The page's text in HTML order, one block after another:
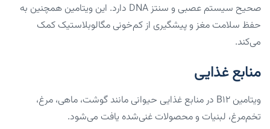
صحیح سیستم عصبی و سنتز DNA دارد. این ویتامین همچنین به
حفظ سلامت مغز و پیشگیری از کم‌خونی مگالوبلاستیک کمک
می‌کند.
منابع غذایی
ویتامین B12 در منابع غذایی حیوانی مانند گوشت، ماهی، مرغ،
تخم‌مرغ، لبنیات و محصولات غنی‌شده یافت می‌شود.